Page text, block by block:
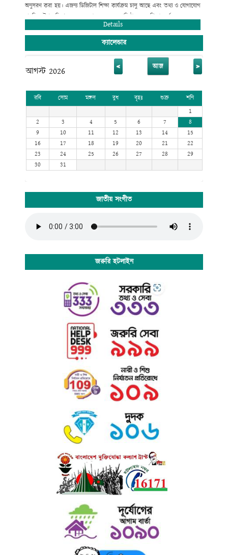
অনুসরণ করা হয়। এজন্য ডিজিটাল শিক্ষা কার্যক্রম চালু আছে এবং তথ্য ও যোগাযোগ
প্রযুক্তির উপর বিশেষ গুরুত্ব দেয়া হয়েছে। এ প্রতিষ্ঠান হতে শিক্ষা অর্জন করে অনেক
গুণী ব্যক্তি জাতীয় ও আন্তর্জাতিক ক্ষেত্রে ভূমিকা রেখে যাচ্ছেন।
Details
ক্যালেন্ডার
আগস্ট 2026 < আজ >
রবি সোম মঙ্গল বুধ বৃহঃ শুক্র
শনি
1
2
3 4 5 6 7
8
9
10 11 12 13 14
15
16
17 18 19 20 21
22
23
24 25 26 27 28
29
30
31
জাতীয় সংগীত
জরুরি হটলাইন